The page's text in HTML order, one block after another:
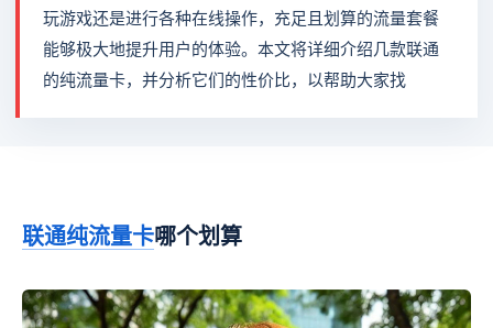
玩游戏还是进行各种在线操作，充足且划算的流量套餐
能够极大地提升用户的体验。本文将详细介绍几款联通
的纯流量卡，并分析它们的性价比，以帮助大家找
联通纯流量卡哪个划算